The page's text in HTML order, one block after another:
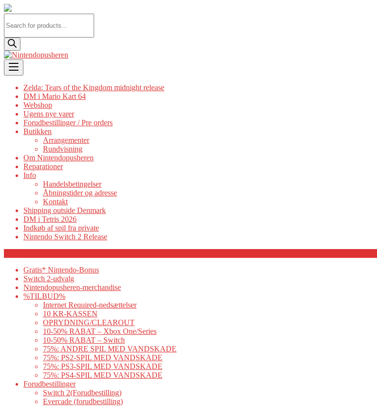
search
Skip
to
content
Zelda: Tears of the Kingdom midnight release
DM i Mario Kart 64
Webshop
Ugens nye varer
Forudbestillinger / Pre orders
Butikken
Arrangementer
Rundvisning
Om Nintendopusheren
Reparationer
Info
Handelsbetingelser
Åbningstider og adresse
Kontakt
Shipping outside Denmark
DM i Tetris 2026
Indkøb af spil fra private
Nintendo Switch 2 Release
Gratis* Nintendo-Bonus
Switch 2-udvalg
Nintendopusheren-merchandise
%TILBUD%
Internet Required-nedsættelser
10 KR-KASSEN
OPRYDNING/CLEAROUT
10-50% RABAT – Xbox One/Series
10-50% RABAT – Switch
75%: ANDRE SPIL MED VANDSKADE
75%: PS2-SPIL MED VANDSKADE
75%: PS3-SPIL MED VANDSKADE
75%: PS4-SPIL MED VANDSKADE
Forudbestillinger
Switch 2(Forudbestilling)
Evercade (forudbestilling)